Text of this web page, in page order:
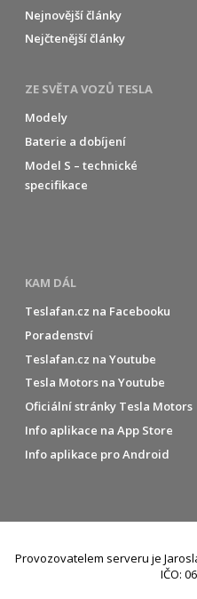
Nejnovější články
Nejčtenější články
ZE SVĚTA VOZŮ TESLA
Modely
Baterie a dobíjení
Model S – technické
specifikace
KAM DÁL
Teslafan.cz na Facebooku
Poradenství
Teslafan.cz na Youtube
Tesla Motors na Youtube
Oficiální stránky Tesla Motors
Info aplikace na App Store
Info aplikace pro Android
Provozovatelem serveru je
IČO: